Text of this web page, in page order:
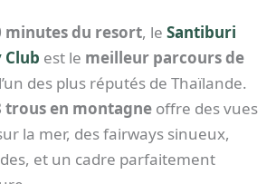
minutes du resort, le Santiburi
Club est le meilleur parcours de
des plus réputés de Thaïlande.
trous en montagne offre des vues
la mer, des fairways sinueux,
et un cadre parfaitement